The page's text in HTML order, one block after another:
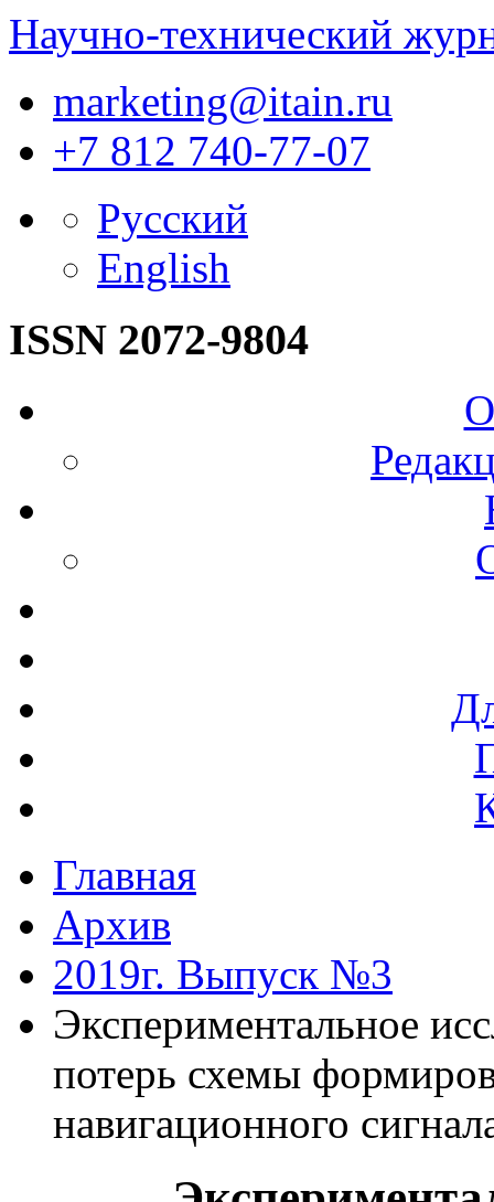
Научно-технический
marketing@itain.ru
+7 812 740-77-07
Русский
English
ISSN 2072-9804
Главная
Архив
2019г. Выпуск №3
Экспериментальное
потерь схемы
навигационного